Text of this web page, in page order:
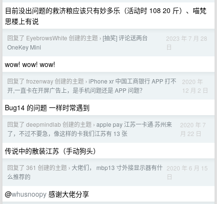
目前没出问题的救济粮应该只有妙多乐（活动时 108 20 斤）、喵梵
思楼上有说
回复了 EyebrowsWhite 创建的主题 › [抽奖] 评论送两台
OneKey Mini
2023 年 7 月 28
日
wow! wow! wow!
回复了 frozenway 创建的主题 › iPhone xr 中国工商银行 APP 打不
开,一直卡在开屏广告上，是手机问题还是 APP 问题？
2020 年
12 月 2 日
Bug14 的问题 一样时常遇到
回复了 deepmindlab 创建的主题 › apple pay 江苏一卡通·苏州来
了，不过不要急，像这样的卡我们江苏有 13 张
2020 年 7
月 22 日
传说中的散装江苏（手动狗头）
回复了 361 创建的主题 › 大佬们， mbp13 寸外接显示器有什
么推荐的
2020 年 6 月 15
日
@whusnoopy 感谢大佬分享